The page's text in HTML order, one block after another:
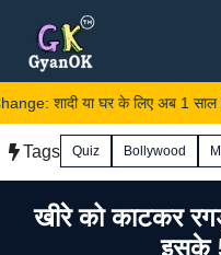
content
शादी या घर के लिए अब 1 साल में
Tags Quiz Bollywood
खीरे को काटकर
इसके